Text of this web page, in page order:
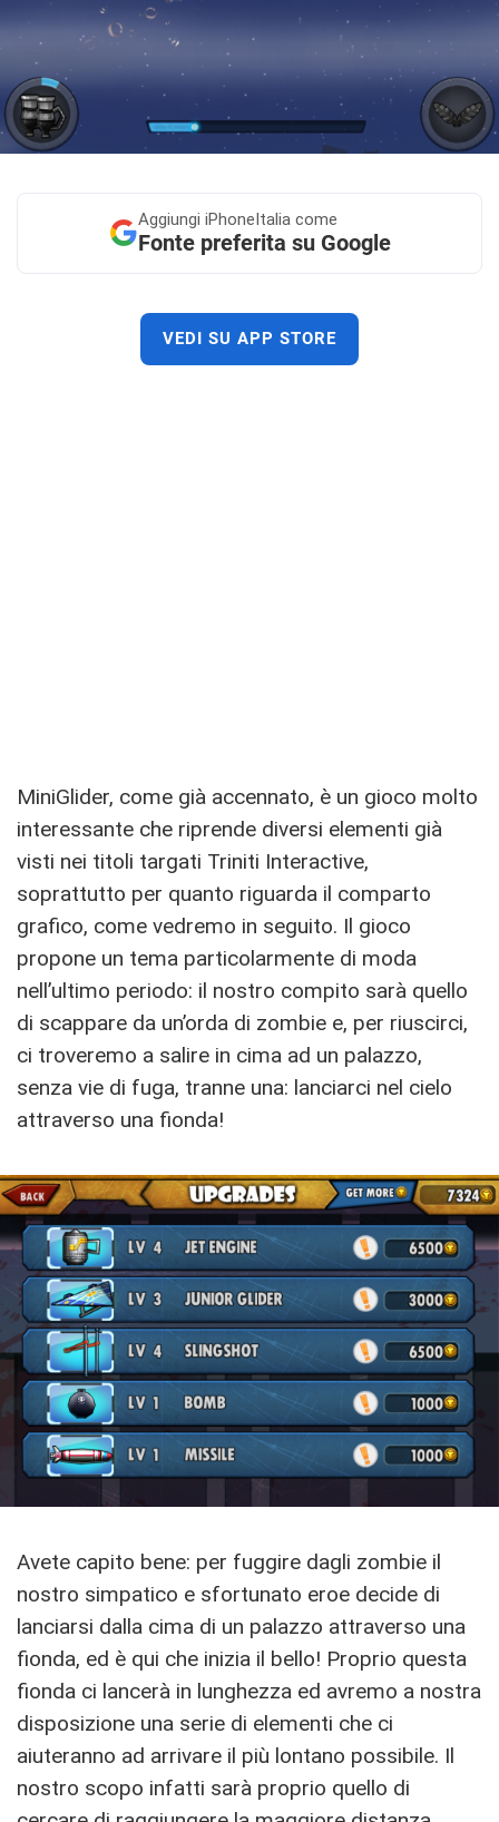
Aggiungi iPhoneItalia come
Fonte preferita su Google
VEDI SU APP STORE
MiniGlider, come già accennato, è un gioco molto
interessante che riprende diversi elementi già
visti nei titoli targati Triniti Interactive,
soprattutto per quanto riguarda il comparto
grafico, come vedremo in seguito. Il gioco
propone un tema particolarmente di moda
nell’ultimo periodo: il nostro compito sarà quello
di scappare da un’orda di zombie e, per riuscirci,
ci troveremo a salire in cima ad un palazzo,
senza vie di fuga, tranne una: lanciarci nel cielo
attraverso una fionda!
Avete capito bene: per fuggire dagli zombie il
nostro simpatico e sfortunato eroe decide di
lanciarsi dalla cima di un palazzo attraverso una
fionda, ed è qui che inizia il bello! Proprio questa
fionda ci lancerà in lunghezza ed avremo a nostra
disposizione una serie di elementi che ci
aiuteranno ad arrivare il più lontano possibile. Il
nostro scopo infatti sarà proprio quello di